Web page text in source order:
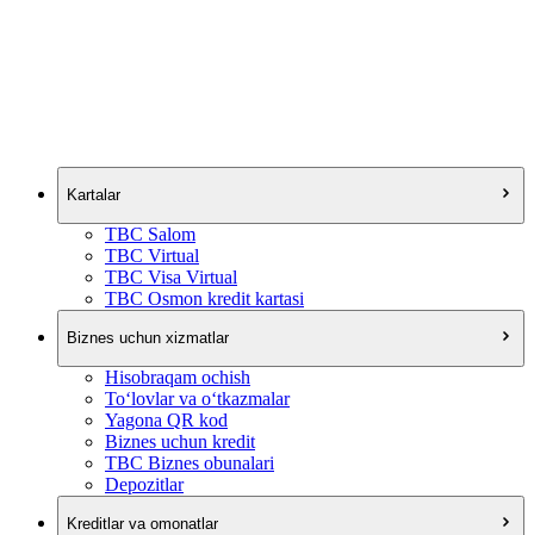
Kartalar
TBC Salom
TBC Virtual
TBC Visa Virtual
TBC Osmon kredit kartasi
Biznes uchun xizmatlar
Hisobraqam ochish
To‘lovlar va o‘tkazmalar
Yagona QR kod
Biznes uchun kredit
TBC Biznes obunalari
Depozitlar
Kreditlar va omonatlar